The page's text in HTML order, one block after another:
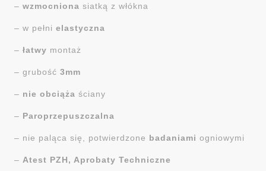
– wzmocniona siatką z włókna
– w pełni elastyczna
– łatwy montaż
– grubość 3mm
– nie obciąża ściany
– Paroprzepuszczalna
– nie paląca się, potwierdzone badaniami ogniowymi
– Atest PZH, Aprobaty Techniczne